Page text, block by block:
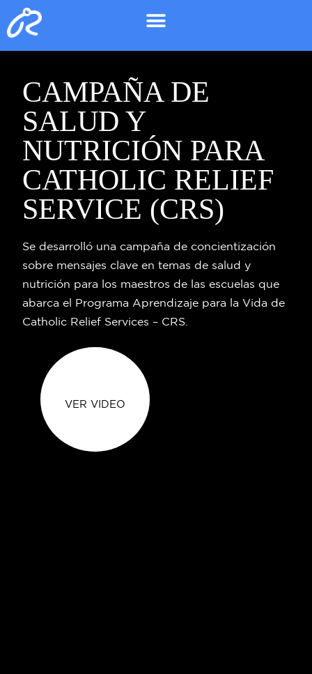
CAMPAÑA DE
SALUD Y
NUTRICIÓN PARA
CATHOLIC RELIEF
SERVICE (CRS)
Se desarrolló una campaña de concientización
sobre mensajes clave en temas de salud y
nutrición para los maestros de las escuelas que
abarca el Programa Aprendizaje para la Vida de
Catholic Relief Services – CRS.
VER VIDEO